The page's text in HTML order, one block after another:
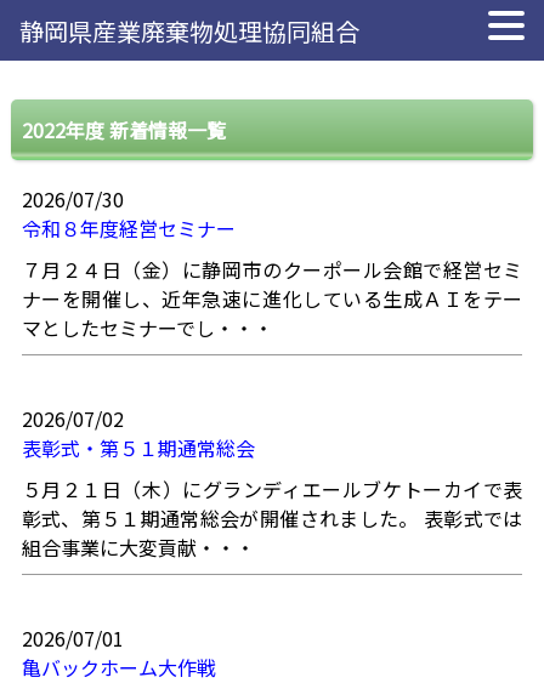
2022年度 新着情報一覧
2026/07/30
令和８年度経営セミナー
７月２４日（金）に静岡市のクーポール会館で経営セミ
ナーを開催し、近年急速に進化している生成ＡＩをテー
マとしたセミナーでし・・・
2026/07/02
表彰式・第５１期通常総会
５月２１日（木）にグランディエールブケトーカイで表
彰式、第５１期通常総会が開催されました。 表彰式では
組合事業に大変貢献・・・
2026/07/01
亀バックホーム大作戦
静岡県産業廃棄物処理協同組合